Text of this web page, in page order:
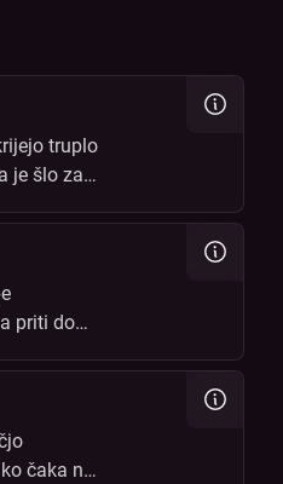
truplo
je šlo za
priti do
čaka na